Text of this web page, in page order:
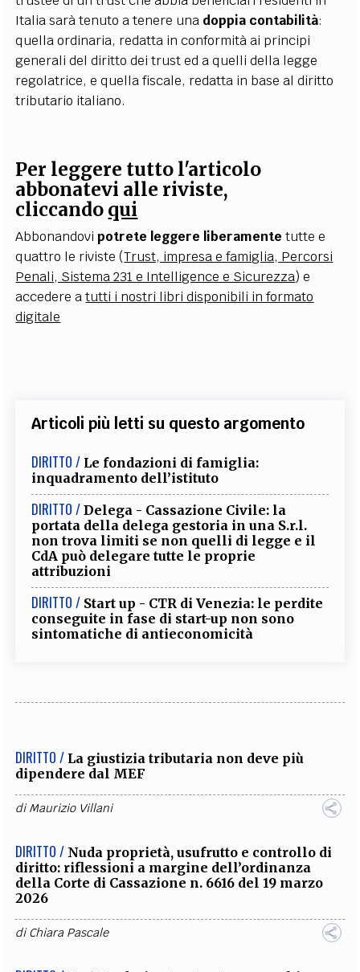
Italia sarà tenuto a tenere una doppia contabilità:
quella ordinaria, redatta in conformità ai principi
generali del diritto dei trust ed a quelli della legge
regolatrice, e quella fiscale, redatta in base al diritto
tributario italiano.
Per leggere tutto l'articolo
abbonatevi alle riviste,
cliccando qui
Abbonandovipotrete leggere liberamentetutte e
quattro le riviste (Trust, impresa e famiglia, Percorsi
Penali, Sistema 231 e Intelligence e Sicurezza) e
accedere atutti i nostri libri disponibili in formato
digitale
Articoli più letti su questo argomento
DIRITTO / Le fondazioni di famiglia:
inquadramento dell’istituto
DIRITTO / Delega - Cassazione Civile: la
portata della delega gestoria in una S.r.l.
non trova limiti se non quelli di legge e il
CdA può delegare tutte le proprie
attribuzioni
DIRITTO / Start up - CTR di Venezia: le perdite
conseguite in fase di start-up non sono
sintomatiche di antieconomicità
DIRITTO / La giustizia tributaria non deve più
dipendere dal MEF
diMaurizio Villani
DIRITTO / Nuda proprietà, usufrutto e controllo di
diritto: riflessioni a margine dell’ordinanza
della Corte di Cassazione n. 6616 del 19 marzo
2026
diChiara Pascale